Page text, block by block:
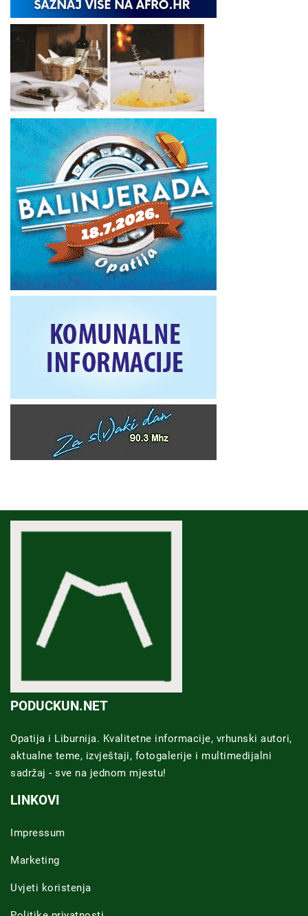
PODUCKUN.NET
Opatija i Liburnija. Kvalitetne informacije, vrhunski autori,
aktualne teme, izvještaji, fotogalerije i multimedijalni
sadržaj - sve na jednom mjestu!
LINKOVI
Impressum
Marketing
Uvjeti koristenja